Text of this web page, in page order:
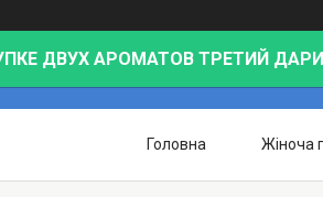
ДВУХ АРОМАТОВ ТРЕТИЙ
Головна Жіноча